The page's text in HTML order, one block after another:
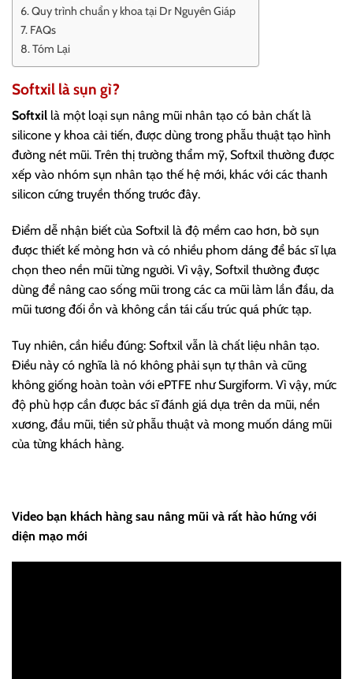
Quy trình chuẩn y khoa tại Dr Nguyên Giáp
FAQs
Tóm Lại
Softxil là sụn gì?
Softxil là một loại sụn nâng mũi nhân tạo có bản chất là
silicone y khoa cải tiến, được dùng trong phẫu thuật tạo hình
đường nét mũi. Trên thị trường thẩm mỹ, Softxil thường được
xếp vào nhóm sụn nhân tạo thế hệ mới, khác với các thanh
silicon cứng truyền thống trước đây.
Điểm dễ nhận biết của Softxil là độ mềm cao hơn, bờ sụn
được thiết kế mỏng hơn và có nhiều phom dáng để bác sĩ lựa
chọn theo nền mũi từng người. Vì vậy, Softxil thường được
dùng để nâng cao sống mũi trong các ca mũi làm lần đầu, da
mũi tương đối ổn và không cần tái cấu trúc quá phức tạp.
Tuy nhiên, cần hiểu đúng: Softxil vẫn là chất liệu nhân tạo.
Điều này có nghĩa là nó không phải sụn tự thân và cũng
không giống hoàn toàn với ePTFE như Surgiform. Vì vậy, mức
độ phù hợp cần được bác sĩ đánh giá dựa trên da mũi, nền
xương, đầu mũi, tiền sử phẫu thuật và mong muốn dáng mũi
của từng khách hàng.
Video bạn khách hàng sau nâng mũi và rất hào hứng với
diện mạo mới